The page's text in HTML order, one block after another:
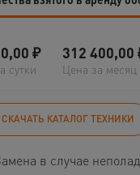
₽
сутки
312 400,00
Цена за месяц
СКАЧАТЬ КАТАЛОГ ТЕХНИКИ
в случае